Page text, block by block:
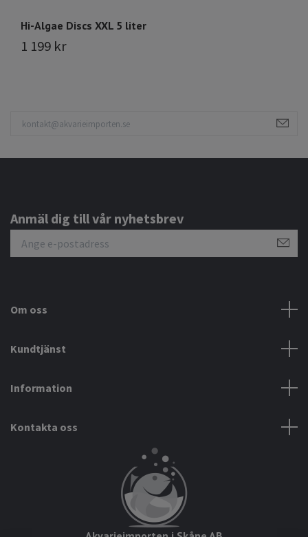
Hi-Algae Discs XXL 5 liter
1 199 kr
Anmäl dig till vår nyhetsbrev
Om oss
Kundtjänst
Information
Kontakta oss